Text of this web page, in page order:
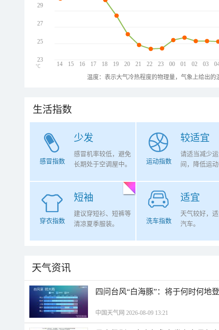
14 15 16 17 18 19 20 21 22 23 00 01 02 03
29
27
25
23
℃
温度：表示大气冷热程度的物理量，气象上给出
生活指数
少发
感冒指数
感冒机率较低，避免
长期处于空调屋中。
较适宜
运动指数
请适当减少
间，降低运
短袖
穿衣指数
建议穿短衫、短裤等
清凉夏季服装。
适宜
洗车指数
天气较好，
汽车。
天气资讯
四问台风“白海豚”：将于何时何地
中国天气网 2026-08-09 13:21